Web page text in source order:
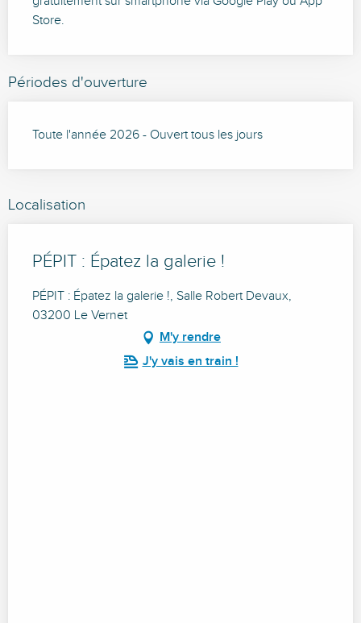
Store.
Périodes d'ouverture
Toute l'année 2026 - Ouvert tous les jours
Localisation
PÉPIT : Épatez la galerie !
PÉPIT : Épatez la galerie !, Salle Robert Devaux,
03200 Le Vernet
M'y rendre
J'y vais en train !